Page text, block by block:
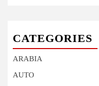
CATEGORIES
ARABIA
AUTO